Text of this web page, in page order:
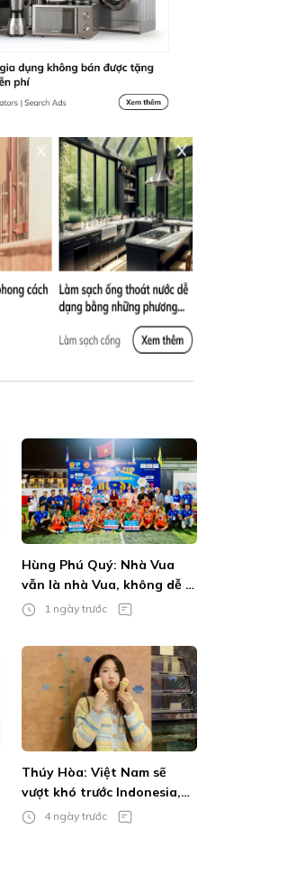
Hùng Phú Quý: Nhà Vua
vẫn là nhà Vua, không dễ bị
lật đổ1 ngày trước
Thúy Hòa: Việt Nam sẽ
vượt khó trước Indonesia,
mùa giải này sẽ là của MU
4 ngày trước